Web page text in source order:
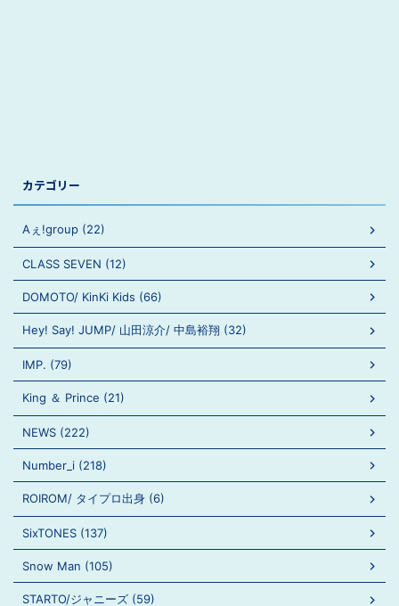
カテゴリー
Aぇ!group (22)
CLASS SEVEN (12)
DOMOTO/ KinKi Kids (66)
Hey! Say! JUMP/ 山田涼介/ 中島裕翔 (32)
IMP. (79)
King ＆ Prince (21)
NEWS (222)
Number_i (218)
ROIROM/ タイプロ出身 (6)
SixTONES (137)
Snow Man (105)
STARTO/ジャニーズ (59)